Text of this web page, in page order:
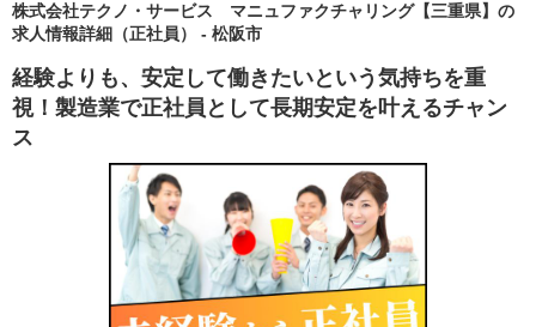
株式会社テクノ・サービス マニュファクチャリング【三重県】の
求人情報詳細（正社員） - 松阪市
経験よりも、安定して働きたいという気持ちを重
視！製造業で正社員として長期安定を叶えるチャン
ス